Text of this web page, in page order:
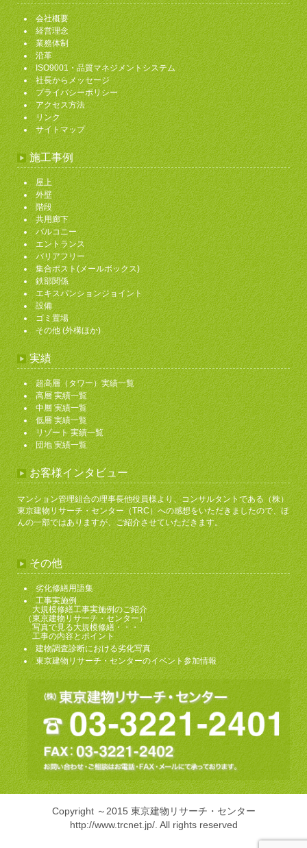
会社概要
経営理念
業務体制
沿革
ISO9001・品質マネジメントシステム
社長からメッセージ
プライバシーポリシー
アクセス方法
リンク
サイトマップ
施工事例
屋上
外壁
階段
共用廊下
バルコニー
エントランス
バリアフリー
集合ポスト(メールボックス)
鉄部関係
エキスパンションジョイント
設備
ゴミ置場
その他 (外構ほか)
実績
超高層（タワー）実績一覧
高層 実績一覧
中層 実績一覧
低層 実績一覧
リゾート 実績一覧
団地 実績一覧
お客様インタビュー
マンション管理組合の理事長他役員様より、コンサルタントである（株）
東京建物リサーチ・センター（TRC）への感想をいただきましたので、ほ
んの一部ではありますが、ご紹介させていただきます。
その他
劣化修繕用語集
工事実施例
大規模修繕工事実施例のご紹介
（東京建物リサーチ・センター）
写真で見る大規模修繕・・・
工事の内容とポイント
建物調査診断における劣化写真
東京建物リサーチ・センターのイベント参加情報
Copyright ～2015 東京建物リサーチ・センター
http://www.trcnet.jp/. All rights reserved